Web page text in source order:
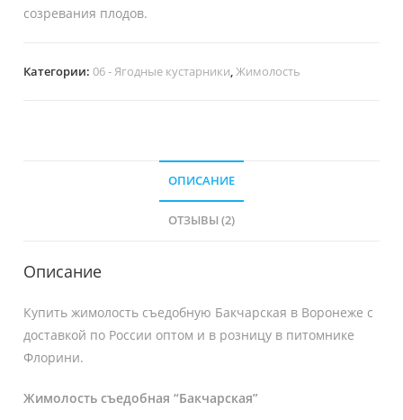
созревания плодов.
Категории:06 - Ягодные кустарники,Жимолость
ОПИСАНИЕ
ОТЗЫВЫ (2)
Описание
Купить жимолость съедобную Бакчарская в Воронеже с
доставкой по России оптом и в розницу в питомнике
Флорини.
Жимолость съедобная “Бакчарская”